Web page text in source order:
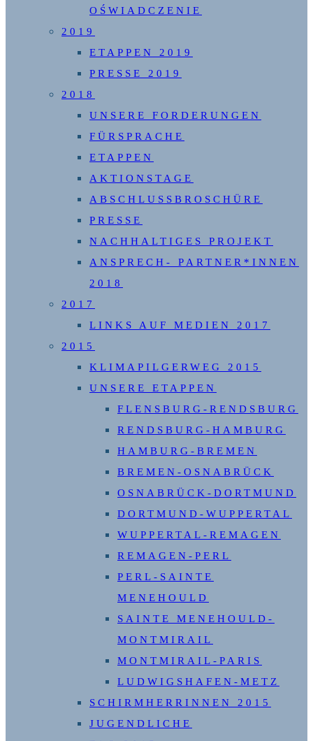
OŚWIADCZENIE
2019
ETAPPEN 2019
PRESSE 2019
2018
UNSERE FORDERUNGEN
FÜRSPRACHE
ETAPPEN
AKTIONSTAGE
ABSCHLUSSBROSCHÜRE
PRESSE
NACHHALTIGES PROJEKT
ANSPRECH- PARTNER*INNEN
2018
2017
LINKS AUF MEDIEN 2017
2015
KLIMAPILGERWEG 2015
UNSERE ETAPPEN
FLENSBURG-RENDSBURG
RENDSBURG-HAMBURG
HAMBURG-BREMEN
BREMEN-OSNABRÜCK
OSNABRÜCK-DORTMUND
DORTMUND-WUPPERTAL
WUPPERTAL-REMAGEN
REMAGEN-PERL
PERL-SAINTE
MENEHOULD
SAINTE MENEHOULD-
MONTMIRAIL
MONTMIRAIL-PARIS
LUDWIGSHAFEN-METZ
SCHIRMHERRINNEN 2015
JUGENDLICHE